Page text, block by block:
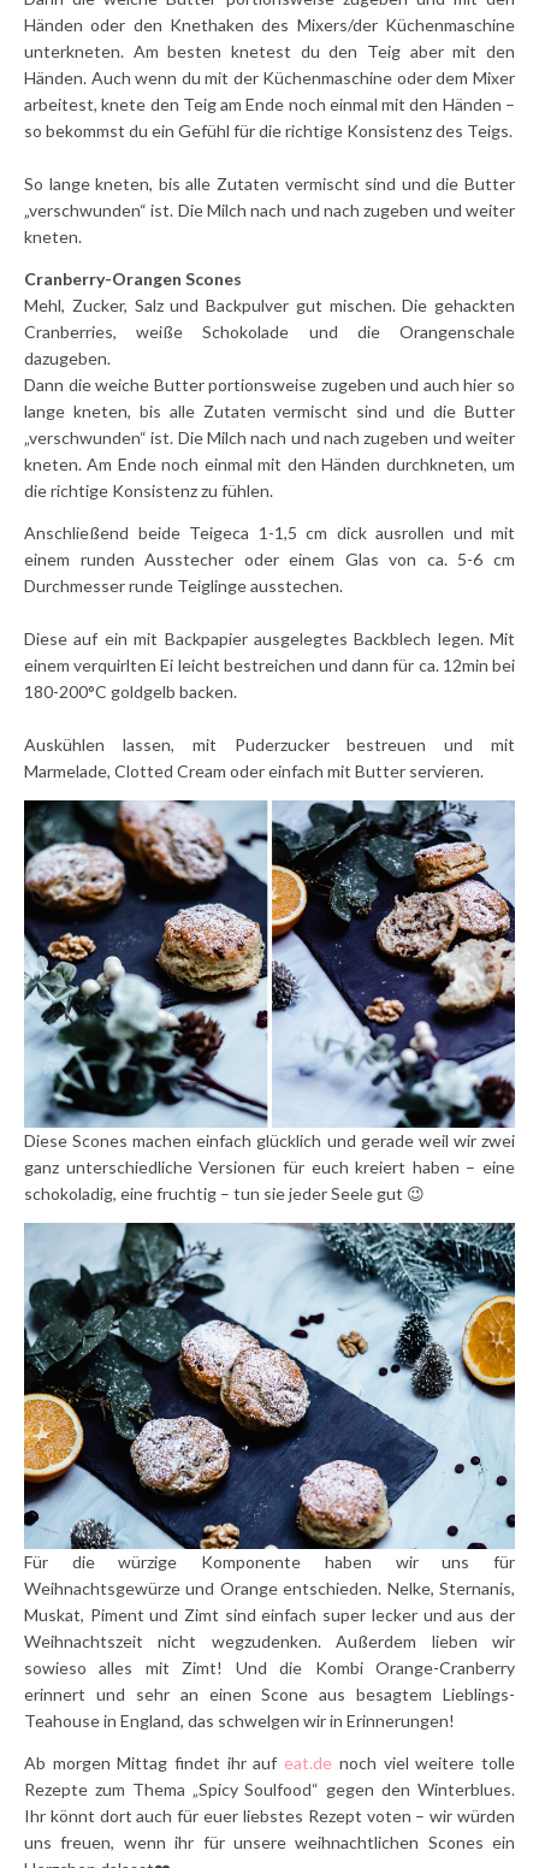
Händen oder den Knethaken des Mixers/der Küchenmaschine
unterkneten. Am besten knetest du den Teig aber mit den
Händen. Auch wenn du mit der Küchenmaschine oder dem Mixer
arbeitest, knete den Teig am Ende noch einmal mit den Händen –
so bekommst du ein Gefühl für die richtige Konsistenz des Teigs.
So lange kneten, bis alle Zutaten vermischt sind und die Butter
„verschwunden“ ist. Die Milch nach und nach zugeben und weiter
kneten.
Cranberry-Orangen Scones
Mehl, Zucker, Salz und Backpulver gut mischen. Die gehackten
Cranberries, weiße Schokolade und die Orangenschale
dazugeben.
Dann die weiche Butter portionsweise zugeben und auch hier so
lange kneten, bis alle Zutaten vermischt sind und die Butter
„verschwunden“ ist. Die Milch nach und nach zugeben und weiter
kneten. Am Ende noch einmal mit den Händen durchkneten, um
die richtige Konsistenz zu fühlen.
Anschließend beide Teigeca 1-1,5 cm dick ausrollen und mit
einem runden Ausstecher oder einem Glas von ca. 5-6 cm
Durchmesser runde Teiglinge ausstechen.
Diese auf ein mit Backpapier ausgelegtes Backblech legen. Mit
einem verquirlten Ei leicht bestreichen und dann für ca. 12min bei
180-200°C goldgelb backen.
Auskühlen lassen, mit Puderzucker bestreuen und mit
Marmelade, Clotted Cream oder einfach mit Butter servieren.
Diese Scones machen einfach glücklich und gerade weil wir zwei
ganz unterschiedliche Versionen für euch kreiert haben – eine
schokoladig, eine fruchtig – tun sie jeder Seele gut 😉
Für die würzige Komponente haben wir uns für
Weihnachtsgewürze und Orange entschieden. Nelke, Sternanis,
Muskat, Piment und Zimt sind einfach super lecker und aus der
Weihnachtszeit nicht wegzudenken. Außerdem lieben wir
sowieso alles mit Zimt! Und die Kombi Orange-Cranberry
erinnert und sehr an einen Scone aus besagtem Lieblings-
Teahouse in England, das schwelgen wir in Erinnerungen!
Ab morgen Mittag findet ihr auf eat.de noch viel weitere tolle
Rezepte zum Thema „Spicy Soulfood“ gegen den Winterblues.
Ihr könnt dort auch für euer liebstes Rezept voten – wir würden
uns freuen, wenn ihr für unsere weihnachtlichen Scones ein